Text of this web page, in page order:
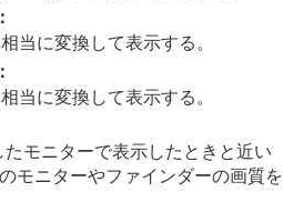
定する
（静止画）
示
種類（静止画/動画）
設定
ー
ング
当に変換して表示する。
当に変換して表示する。
たモニターで表示したときと近い
モニターやファインダーの画質を